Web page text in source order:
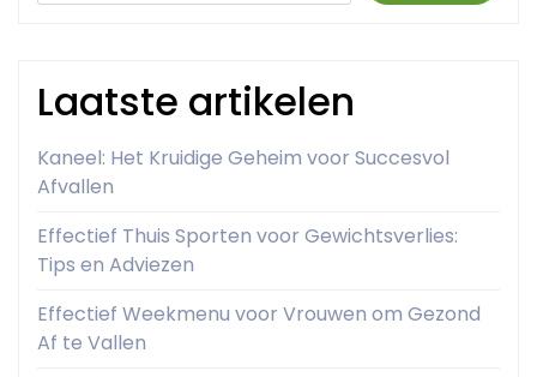
Laatste artikelen
Kaneel: Het Kruidige Geheim voor Succesvol
Afvallen
Effectief Thuis Sporten voor Gewichtsverlies:
Tips en Adviezen
Effectief Weekmenu voor Vrouwen om Gezond
Af te Vallen